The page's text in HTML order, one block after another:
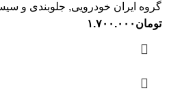
گروه ایران خودرویی, جلوبندی و
تومان ۱.۷۰۰.۰۰۰